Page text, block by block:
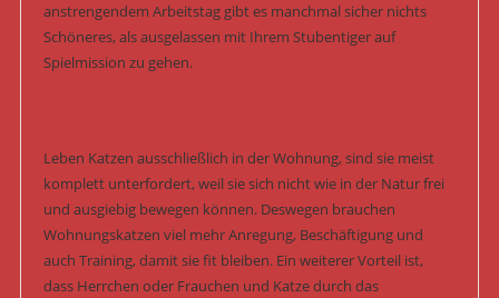
anstrengendem Arbeitstag gibt es manchmal sicher nichts
Schöneres, als ausgelassen mit Ihrem Stubentiger auf
Spielmission zu gehen.
Leben Katzen ausschließlich in der Wohnung, sind sie meist
komplett unterfordert, weil sie sich nicht wie in der Natur frei
und ausgiebig bewegen können. Deswegen brauchen
Wohnungskatzen viel mehr Anregung, Beschäftigung und
auch Training, damit sie fit bleiben. Ein weiterer Vorteil ist,
dass Herrchen oder Frauchen und Katze durch das